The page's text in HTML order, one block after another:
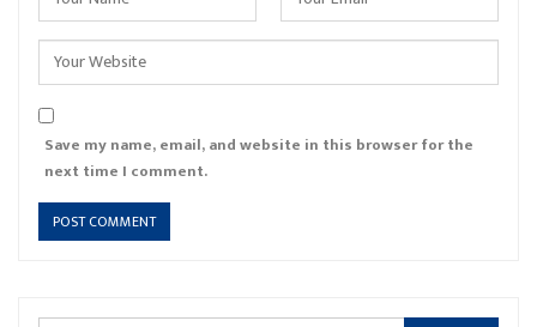
Save my name, email, and website in this browser for the
next time I comment.